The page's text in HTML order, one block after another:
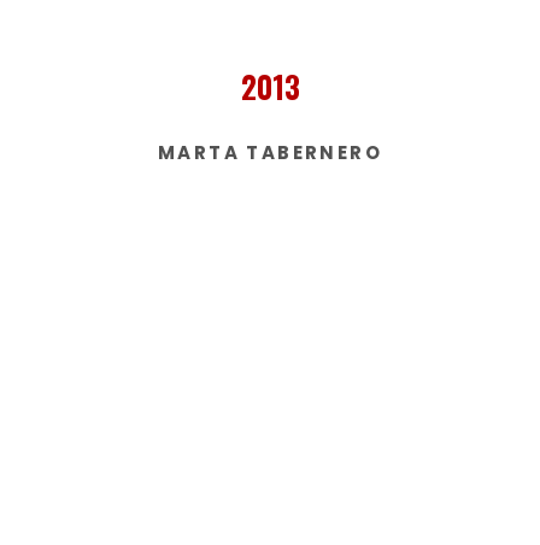
2013
MARTA TABERNERO